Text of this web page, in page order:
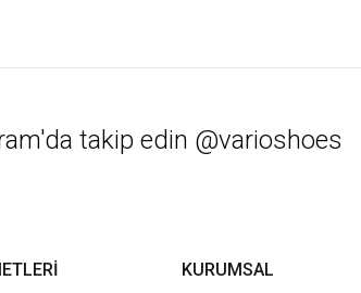
takip edin @varioshoes
KURUMSAL